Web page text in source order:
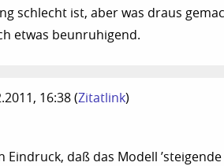
schlecht ist, aber was draus
etwas beunruhigend.
16:38 (Zitatlink)
Eindruck, daß das Modell